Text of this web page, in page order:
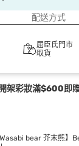
配送方式
屈臣氏門市
取貨
架彩妝滿$600即
bear 芥末熊】